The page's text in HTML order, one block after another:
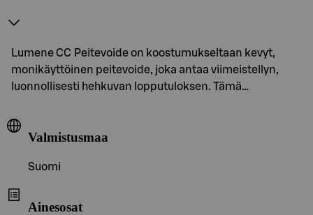
Lumene CC Peitevoide on koostumukseltaan kevyt,
monikäyttöinen peitevoide, joka antaa viimeistellyn,
luonnollisesti hehkuvan lopputuloksen. Tämä…
Valmistusmaa
Suomi
Ainesosat